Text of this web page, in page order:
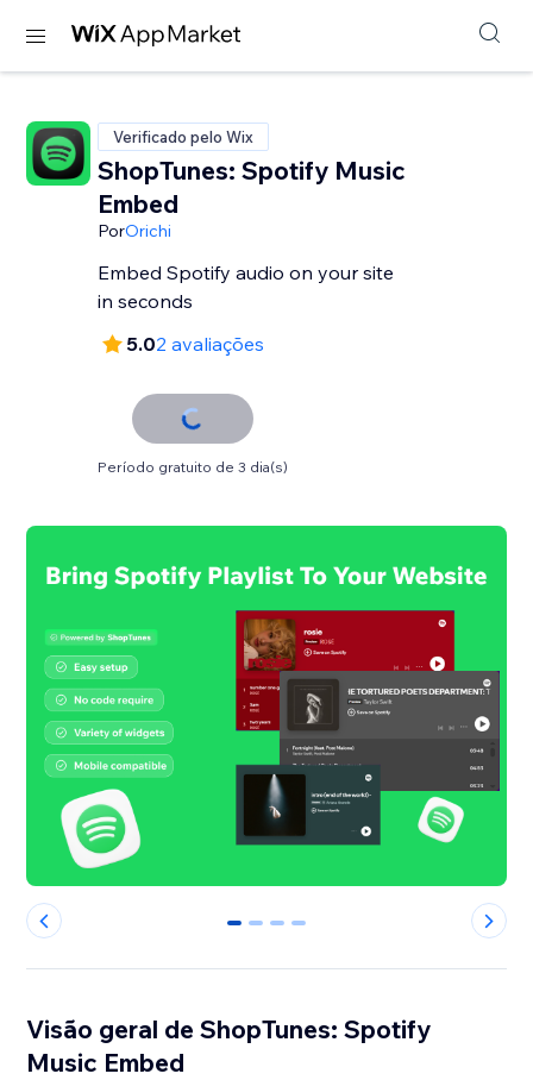
Verificado pelo Wix
ShopTunes: Spotify Music
Embed
PorOrichi
Embed Spotify audio on your site
in seconds
5.02 avaliações
Período gratuito de 3 dia(s)
0 1 2 3
Visão geral de ShopTunes: Spotify
Music Embed